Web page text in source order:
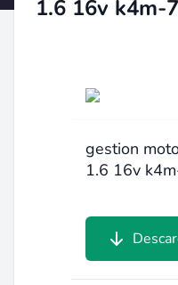
1.6 16v k4m-
gestion
1.6 16v